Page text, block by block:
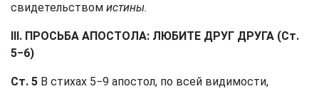
свидетельством истины.
III. ПРОСЬБА АПОСТОЛА: ЛЮБИТЕ ДРУГ ДРУГА (Ст.
5−6)
Ст. 5 В стихах 5−9 апостол, по всей видимости,